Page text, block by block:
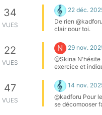
également à
sur les suites
34
VUES
22 déc.
De rien
clair pour toi.
22
VUES
N
29 nov.
@Skina N'hésite
exercice et
obtenir des
résolution.
47
VUES
14 nov.
@kadforu Pour
se décomposer